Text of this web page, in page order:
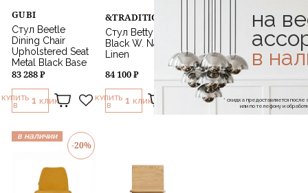
GUBI
Стул Beetle
Dining Chair
Upholstered Seat
Metal Black Base
83 288 ₽
КУПИТЬ
В
1 КЛИК
&TRADITION
Стул Betty TK1
Black W. Natural
Linen
84 100 ₽
КУПИТЬ
В
1 КЛИК
в наличии
-20%
на
в
* скидка предоставляется
или по телефону и